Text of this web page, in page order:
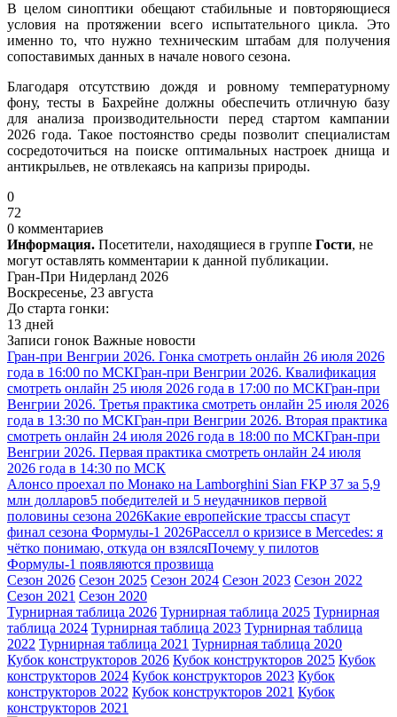
В целом синоптики обещают стабильные и повторяющиеся
условия на протяжении всего испытательного цикла. Это
именно то, что нужно техническим штабам для получения
сопоставимых данных в начале нового сезона.
Благодаря отсутствию дождя и ровному температурному
фону, тесты в Бахрейне должны обеспечить отличную базу
для анализа производительности перед стартом кампании
2026 года. Такое постоянство среды позволит специалистам
сосредоточиться на поиске оптимальных настроек днища и
антикрыльев, не отвлекаясь на капризы природы.
0
72
0 комментариев
Информация. Посетители, находящиеся в группе Гости, не
могут оставлять комментарии к данной публикации.
Гран-При Нидерланд 2026
Воскресенье, 23 августа
До старта гонки:
13 дней
Записи гонок Важные новости
Гран-при Венгрии 2026. Гонка смотреть онлайн 26 июля 2026
года в 16:00 по МСКГран-при Венгрии 2026. Квалификация
смотреть онлайн 25 июля 2026 года в 17:00 по МСКГран-при
Венгрии 2026. Третья практика смотреть онлайн 25 июля 2026
года в 13:30 по МСКГран-при Венгрии 2026. Вторая практика
смотреть онлайн 24 июля 2026 года в 18:00 по МСКГран-при
Венгрии 2026. Первая практика смотреть онлайн 24 июля
2026 года в 14:30 по МСК
Алонсо проехал по Монако на Lamborghini Sian FKP 37 за 5,9
млн долларов5 победителей и 5 неудачников первой
половины сезона 2026Какие европейские трассы спасут
финал сезона Формулы-1 2026Расселл о кризисе в Mercedes: я
чётко понимаю, откуда он взялсяПочему у пилотов
Формулы-1 появляются прозвища
Сезон 2026 Сезон 2025 Сезон 2024 Сезон 2023 Сезон 2022
Сезон 2021 Сезон 2020
Турнирная таблица 2026 Турнирная таблица 2025 Турнирная
таблица 2024 Турнирная таблица 2023 Турнирная таблица
2022 Турнирная таблица 2021 Турнирная таблица 2020
Кубок конструкторов 2026 Кубок конструкторов 2025 Кубок
конструкторов 2024 Кубок конструкторов 2023 Кубок
конструкторов 2022 Кубок конструкторов 2021 Кубок
конструкторов 2021